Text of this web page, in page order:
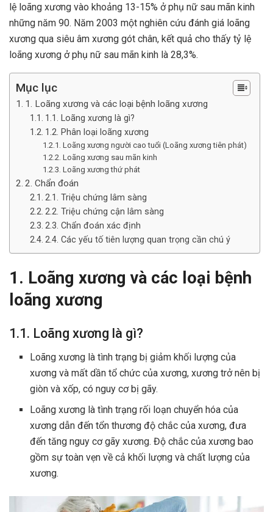
lệ loãng xương vào khoảng 13-15% ở phụ nữ sau mãn kinh
những năm 90. Năm 2003 một nghiên cứu đánh giá loãng
xương qua siêu âm xương gót chân, kết quả cho thấy tỷ lệ
loãng xương ở phụ nữ sau mãn kinh là 28,3%.
Mục lục
1. Loãng xương và các loại bệnh loãng xương
1.1. Loãng xương là gì?
1.2. Phân loại loãng xương
Loãng xương người cao tuổi (Loãng xương tiên phát)
Loãng xương sau mãn kinh
Loãng xương thứ phát
2. Chẩn đoán
2.1. Triệu chứng lâm sàng
2.2. Triệu chứng cận lâm sàng
2.3. Chẩn đoán xác định
2.4. Các yếu tố tiên lượng quan trọng cần chú ý
1. Loãng xương và các loại bệnh
loãng xương
1.1. Loãng xương là gì?
Loãng xương là tình trạng bị giảm khối lượng của
xương và mất dần tổ chức của xương, xương trở nên bị
giòn và xốp, có nguy cơ bị gãy.
Loãng xương là tình trạng rối loạn chuyển hóa của
xương dẫn đến tổn thương độ chắc của xương, đưa
đến tăng nguy cơ gãy xương. Độ chắc của xương bao
gồm sự toàn vẹn về cả khối lượng và chất lượng của
xương.